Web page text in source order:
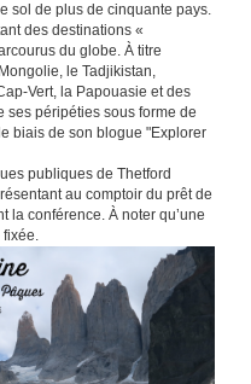
sol de plus de cinquante pays.
des destinations «
du globe. À titre
le Tadjikistan,
Vert, la Papouasie et des
ses péripéties sous forme de
biais de son blogue "Explorer
publiques de Thetford
au comptoir du prêt de
la conférence. À noter qu’une
fixée.